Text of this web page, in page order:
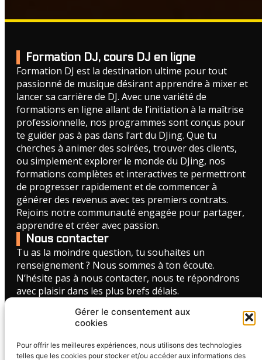
Gérer le consentement aux
cookies
Pour offrir les meilleures expériences, nous utilisons des technologies
telles que les cookies pour stocker et/ou accéder aux informations des
Formation DJ, cours DJ en ligne
Formation DJ est la destination ultime pour tout
passionné de musique désirant apprendre à mixer et
lancer sa carrière de DJ. Avec une variété de
formations en ligne allant de l’initiation à la maîtrise
professionnelle, nos programmes sont conçus pour
te guider pas à pas dans l’art du DJing. Que tu
cherches à animer des soirées, trouver des clients,
ou simplement explorer le monde du DJing, nos
formations complètes et interactives te permettront
de progresser rapidement et de commencer à
générer des revenus avec tes premiers contrats.
Rejoins notre communauté engagée pour partager,
apprendre et créer avec passion.
CGV - Formation MixUP
Nous contacter
Tu as la moindre question, tu souhaites un
renseignement ? Nous sommes à ton écoute.
N’hésite pas à nous contacter, nous te répondrons
avec plaisir dans les plus brefs délais.
FORMULAIRE DE CONTACT